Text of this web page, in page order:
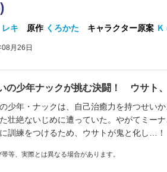
キ 原作 くろかた キャラクター原案 Ｋ
月26日
の少年ナックが挑む決闘！ ウサト
少年・ナックは、自己治癒力を持つせい
壮絶ないじめに遭っていた。やがてミー
訓練をつけるため、ウサトが鬼と化し…！
等、実際とは異なる場合があります。